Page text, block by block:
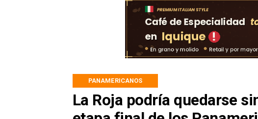
La Roja podría quedarse
PANAMERICANOS